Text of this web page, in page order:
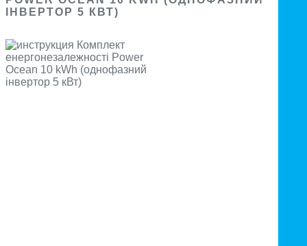
ІНВЕРТОР 5 КВТ)